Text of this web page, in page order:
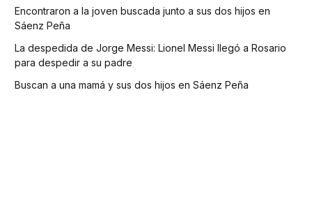
Encontraron a la joven buscada junto a sus dos hijos en
Sáenz Peña
La despedida de Jorge Messi: Lionel Messi llegó a Rosario
para despedir a su padre
Buscan a una mamá y sus dos hijos en Sáenz Peña